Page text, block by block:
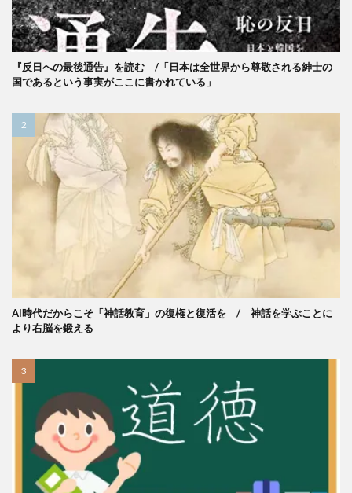
『反日への最後通告』を読む /「日本は全世界から尊敬される紳士の
国であるという事実がここに書かれている」
AI時代だからこそ「神話教育」の復権と復活を / 神話を学ぶことに
より右脳を鍛える